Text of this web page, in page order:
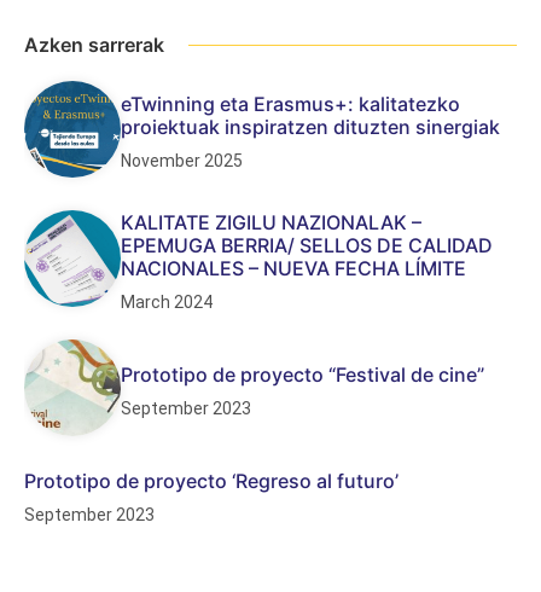
Azken sarrerak
eTwinning eta Erasmus+: kalitatezko
proiektuak inspiratzen dituzten sinergiak
November 2025
KALITATE ZIGILU NAZIONALAK –
EPEMUGA BERRIA/ SELLOS DE CALIDAD
NACIONALES – NUEVA FECHA LÍMITE
March 2024
Prototipo de proyecto “Festival de cine”
September 2023
Prototipo de proyecto ‘Regreso al futuro’
September 2023